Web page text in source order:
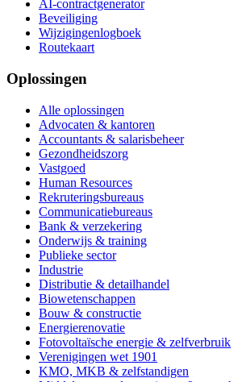
AI-contractgenerator
Beveiliging
Wijzigingenlogboek
Routekaart
Oplossingen
Alle oplossingen
Advocaten & kantoren
Accountants & salarisbeheer
Gezondheidszorg
Vastgoed
Human Resources
Rekruteringsbureaus
Communicatiebureaus
Bank & verzekering
Onderwijs & training
Publieke sector
Industrie
Distributie & detailhandel
Biowetenschappen
Bouw & constructie
Energierenovatie
Fotovoltaïsche energie & zelfverbruik
Verenigingen wet 1901
KMO, MKB & zelfstandigen